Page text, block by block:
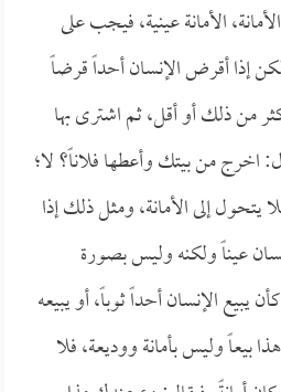
الأمانة عينية، فيجب على
إذا أقرض الإنسان أحداً قرضاً
من ذلك أو أقل، ثم اشترى بها
اخرج من بيتك وأعطها فلاناً؟ لا؛
إلى الأمانة، ومثل ذلك إذا
عيناً ولكنه وليس بصورة
يبيع الإنسان أحداً ثوباً، أو يبيعه
بيعاً وليس بأمانة ووديعة، فلا